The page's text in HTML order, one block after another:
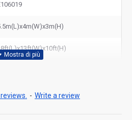
- Write a review